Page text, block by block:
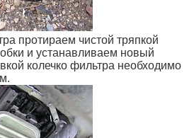
протираем чистой тряпкой
и устанавливаем новый
колечко фильтра необходимо